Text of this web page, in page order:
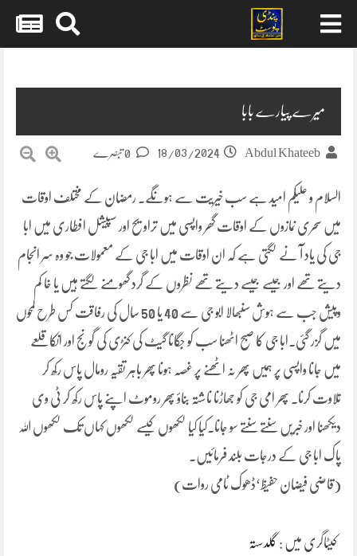
میرے پیارے بابا
Abdul Khateeb
18/03/2024
السلام و علیکم امید ہے سب خیریت سے ہونگے۔ رمضان کے مختلف اوقات
میں سحری نمازوں کے اوقات گھر واپسی میں تراویح اور سپیشل افطاری میں ابا
جی کی یاد آ نے لگتی ہے کہ ان اوقات میں ابا جی کے معمولات جو وہ سر انجام
دیتے تھے اور جیسے جیسے دیتے تھے نظروں کے گرد گھومنے لگتے ہیں یا خا کم
وپیش جب سے ہوش سنبھالا ابو جی سے 40 یا 50 سال کی رفاقت کس طرح لمحوں
میں گزر گئی۔ابا جی کا صبح اٹھنا سب کو جگانا گیٹ کی کنڑی کی گونج اور انکا قلعے
میں جانا واپسی پر ہمیں پھر نہ اٹھنے پر غصہ ہونا پھر باہر تقیہ رومال پاس رکھ کر
تلاوت کرنا۔ پھر امی جی کو جھاڑنا ناشتہ بناؤ پھر روموٹ اپنے پاس رکھ کر ٹی وی
دیکھنا اور خبریں سنتے سنتے سو جانا۔کیا کیا لکھوں کیسے لکھوں کہاں تک لکھوں اللہ
پاک ابا جی کے درجات بلند فرمائیں۔
(قاضی فیضان حفیظ‘ڈھوک ٹامی روات)
کیٹاگری میں : گلدستہ